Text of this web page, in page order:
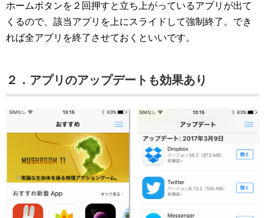
ホームボタンを２回押すと立ち上がっているアプリが出て
くるので、該当アプリを上にスライドして強制終了。でき
れば全アプリを終了させておくといいです。
２．アプリのアップデートも効果あり